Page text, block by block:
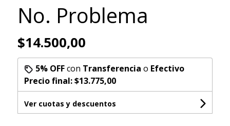
No. Problema
$14.500,00
5% OFFcon Transferencia o Efectivo
Precio final:$13.775,00
Ver cuotas y descuentos